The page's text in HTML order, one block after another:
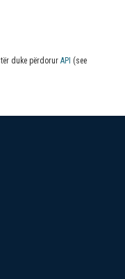
duke përdorur API (see